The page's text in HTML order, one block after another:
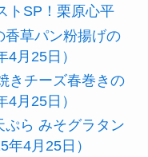
トSP！栗原心平
香草パン粉揚げの
月25日）
きチーズ春巻きの
月25日）
ぷら みそグラタン
4月25日）